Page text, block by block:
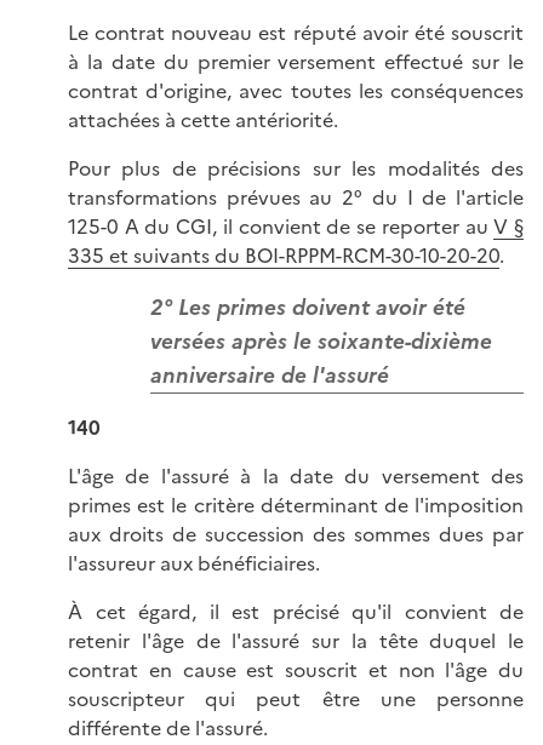
Le contrat nouveau est réputé avoir été souscrit
à la date du premier versement effectué sur le
contrat d'origine, avec toutes les conséquences
attachées à cette antériorité.
Pour plus de précisions sur les modalités des
transformations prévues au 2° du I de l'article
125-0 A du CGI, il convient de se reporter auV §
335 et suivants du BOI-RPPM-RCM-30-10-20-20.
2° Les primes doivent avoir été
versées après le soixante-dixième
anniversaire de l'assuré
140
L'âge de l'assuré à la date du versement des
primes est le critère déterminant de l'imposition
aux droits de succession des sommes dues par
l'assureur aux bénéficiaires.
À cet égard, il est précisé qu'il convient de
retenir l'âge de l'assuré sur la tête duquel le
contrat en cause est souscrit et non l'âge du
souscripteur qui peut être une personne
différente de l'assuré.